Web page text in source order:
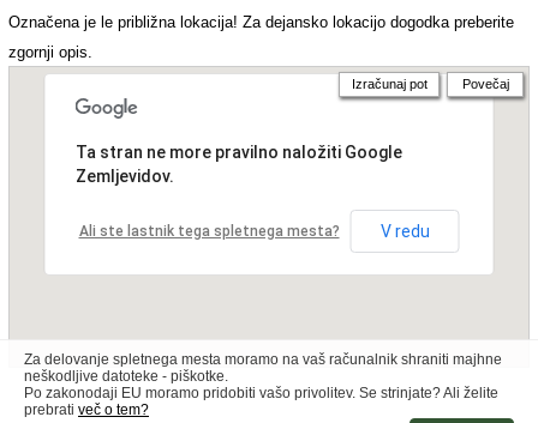
Označena je le približna lokacija! Za dejansko lokacijo dogodka preberite
zgornji opis.
Ta stran ne more pravilno naložiti Google
Zemljevidov.
Ali ste lastnik tega spletnega mesta? V redu
Izračunaj pot Povečaj
Za delovanje spletnega mesta moramo na vaš računalnik shraniti majhne
neškodljive datoteke - piškotke.
Po zakonodaji EU moramo pridobiti vašo privolitev. Se strinjate? Ali želite
prebrati več o tem?